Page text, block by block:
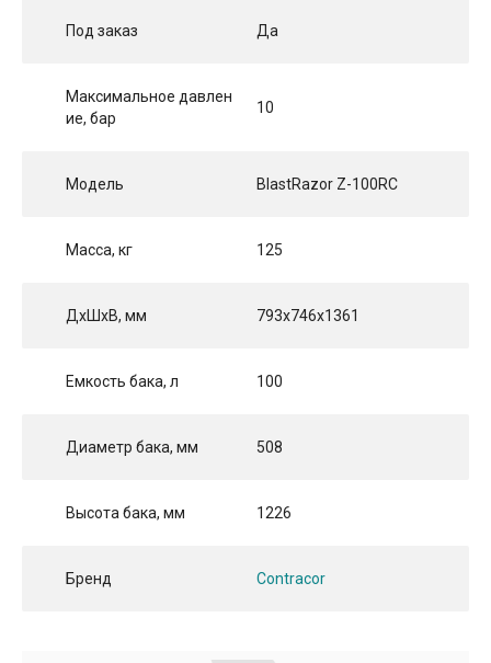
Под заказ Да
Максимальное давлен
ие, бар
10
Модель BlastRazor Z-100RC
Масса, кг 125
ДхШхВ, мм 793x746x1361
Емкость бака, л 100
Диаметр бака, мм 508
Высота бака, мм 1226
Бренд Contracor